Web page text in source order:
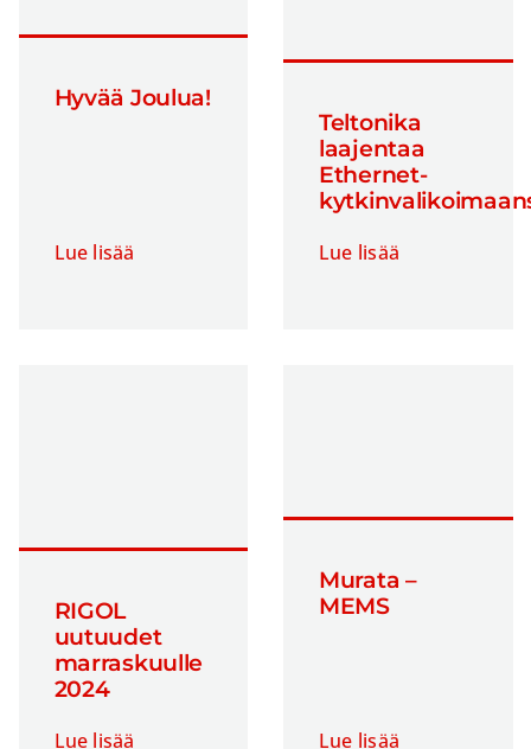
Hyvää Joulua!
Lue lisää
Teltonika
laajentaa
Ethernet-
Lue lisää
RIGOL
uutuudet
marraskuulle
2024
Lue lisää
Murata –
MEMS
Lue lisää